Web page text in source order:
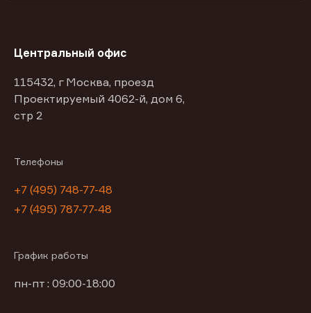
Центральный офис
115432, г Москва, проезд
Проектируемый 4062-й, дом 6,
стр 2
Телефоны
+7 (495) 748-77-48
+7 (495) 787-77-48
График работы
пн-пт : 09:00-18:00